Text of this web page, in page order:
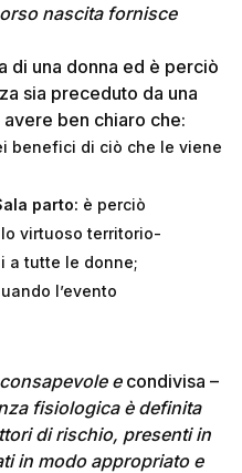
nascita fornisce
di una donna ed è perciò
sia preceduto da una
ben chiaro che:
benefici di ciò che le viene
parto: è perciò
virtuoso territorio-
a tutte le donne;
l’evento
e condivisa –
fisiologica è definita
di rischio, presenti in
in modo appropriato e